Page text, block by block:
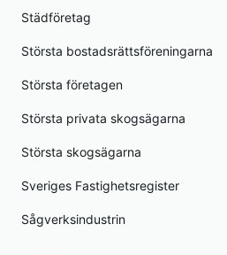
Städföretag
Största bostadsrättsföreningarna
Största företagen
Största privata skogsägarna
Största skogsägarna
Sveriges Fastighetsregister
Sågverksindustrin